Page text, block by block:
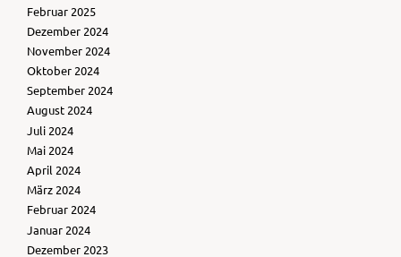
Februar 2025
Dezember 2024
November 2024
Oktober 2024
September 2024
August 2024
Juli 2024
Mai 2024
April 2024
März 2024
Februar 2024
Januar 2024
Dezember 2023